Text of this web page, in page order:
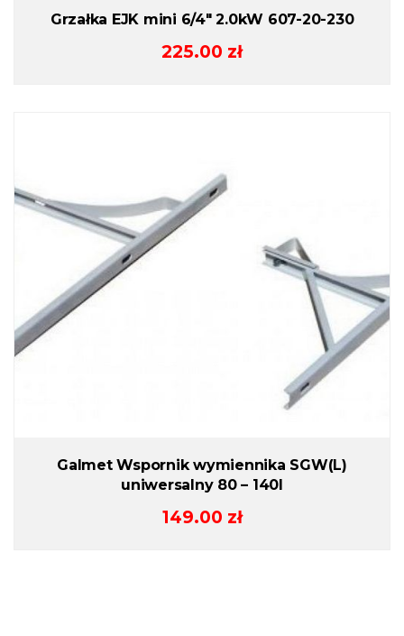
Grzałka EJK mini 6/4″ 2.0kW 607-20-230
225.00 zł
Galmet Wspornik wymiennika SGW(L)
uniwersalny 80 – 140l
149.00 zł